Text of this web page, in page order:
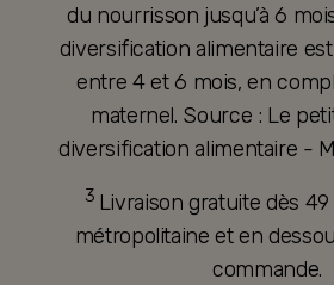
du nourrisson jusqu’à 6
diversification alimentaire
entre 4 et 6 mois, en
maternel. Source : Le
diversification alimentaire -
3 Livraison gratuite dès
métropolitaine et en
commande.